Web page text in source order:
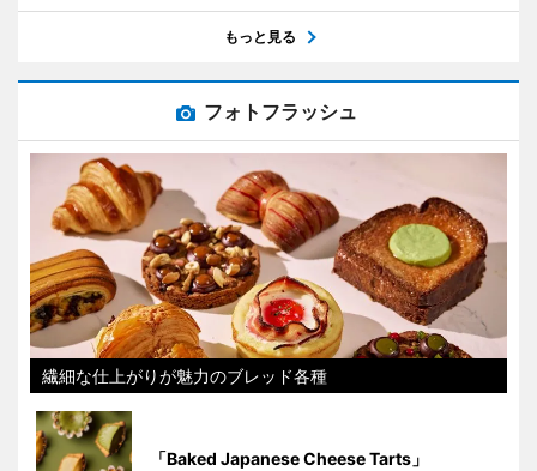
もっと見る
フォトフラッシュ
繊細な仕上がりが魅力のブレッド各種
「Baked Japanese Cheese Tarts」